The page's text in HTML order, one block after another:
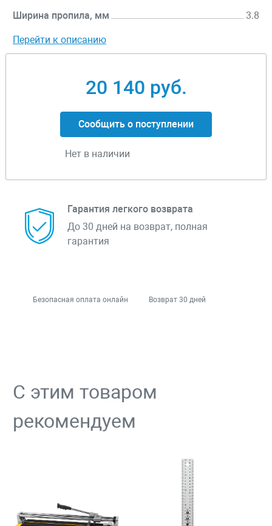
Ширина пропила, мм 3.8
Перейти к описанию
20 140 руб.
Сообщить о поступлении
Нет в наличии
Гарантия легкого возврата
До 30 дней на возврат, полная
гарантия
Безопасная оплата онлайн Возврат 30 дней
С этим товаром
рекомендуем